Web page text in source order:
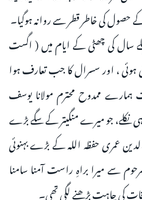
حصول کی خاطر قطر سے روانہ ہوگیا۔
سال کی چھٹی کے ایام میں ( اگست
ہوئی ، اور سسرال کا جب تعارف ہوا
ممدوح محترم مولانا یوسف
جو میرے منگیتر کے سگے بڑے
عمری حفظہ اللہ کے بڑے بہنوئی
سے میرا براہِ راست آمنا سامنا
کی چاہت بڑھنے لگی تھی۔